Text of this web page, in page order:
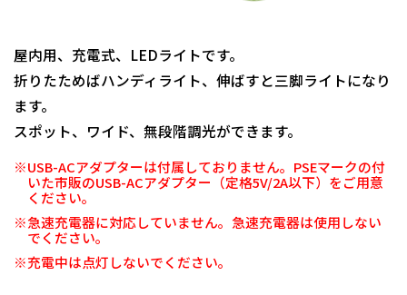
屋内用、充電式、LEDライトです。
折りたためばハンディライト、伸ばすと三脚ライトになり
ます。
スポット、ワイド、無段階調光ができます。
※USB-ACアダプターは付属しておりません。PSEマークの付
いた市販のUSB-ACアダプター（定格5V/2A以下）をご用意
ください。
※急速充電器に対応していません。急速充電器は使用しない
でください。
※充電中は点灯しないでください。